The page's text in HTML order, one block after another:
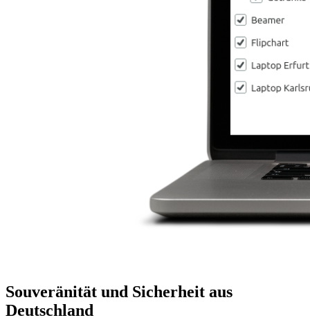
Souveränität und Sicherheit aus
Deutschland